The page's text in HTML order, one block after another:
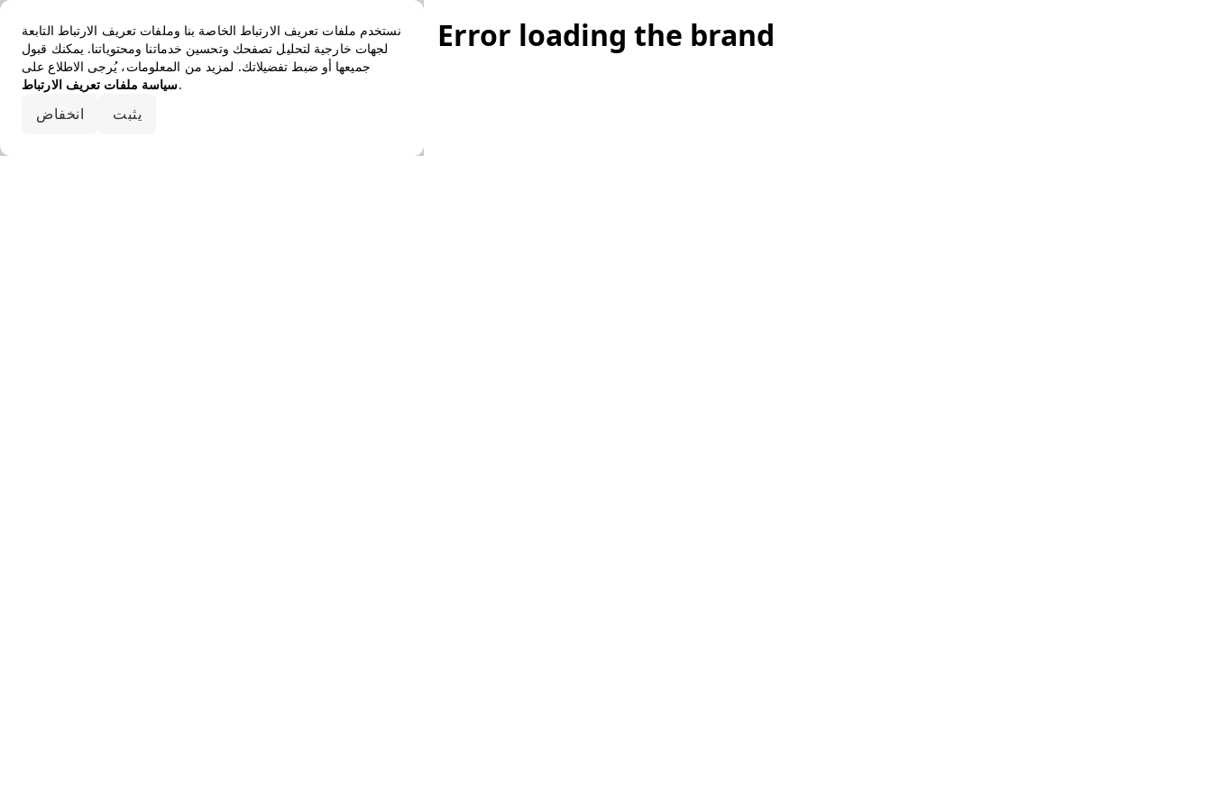
نستخدم ملفات تعريف الارتباط الخاصة بنا وملفات تعريف الارتباط التابعة
لجهات خارجية لتحليل تصفحك وتحسين خدماتنا ومحتوياتنا. يمكنك قبول
جميعها أو ضبط تفضيلاتك. لمزيد من المعلومات، يُرجى الاطلاع على
سياسة ملفات تعريف الارتباط.
انخفاض يثبت
Error loading the brand